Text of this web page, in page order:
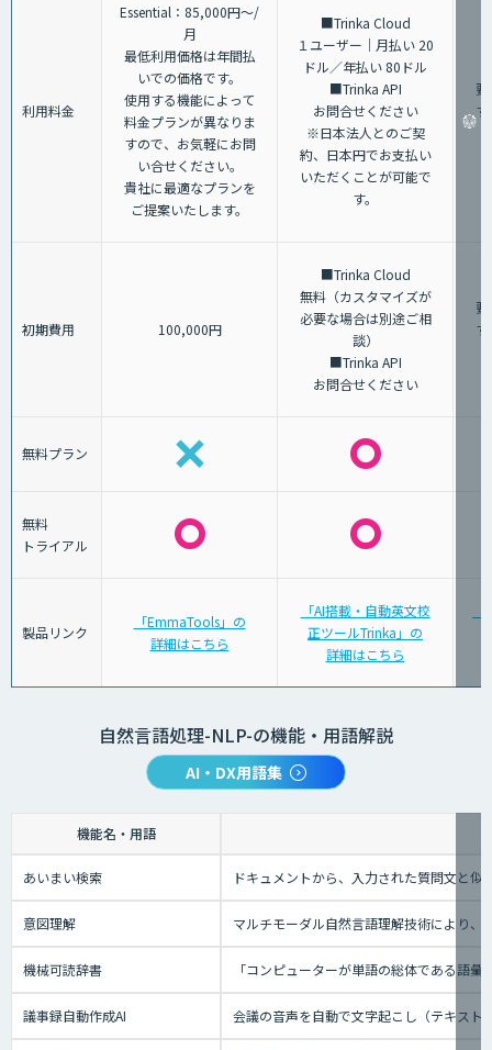
利用料金
Essential：85,000円～/
月
最低利用価格は年間払
いでの価格です。
使用する機能によって
料金プランが異なりま
すので、お気軽にお問
い合せください。
貴社に最適なプランを
ご提案いたします。
■Trinka Cloud
１ユーザー｜月払い 20
ドル／年払い 80ドル
■Trinka API
お問合せください
※日本法人とのご契
約、日本円でお支払い
いただくことが可能で
す。
初期費用 100,000円
■Trinka Cloud
無料（カスタマイズが
必要な場合は別途ご相
談）
■Trinka API
お問合せください
無料プラン
無料
トライアル
製品リンク
「EmmaTools」の
詳細はこちら
「AI搭載・自動英文校
正ツールTrinka」の
詳細はこちら
自然言語処理-NLP-の機能・用語解説
AI・DX用語集
機能名・用語
あいまい検索 ドキュメントから、入力された質問文と
意図理解 マルチモーダル自然言語理解技術により、
機械可読辞書 「コンピューターが単語の総体である語
議事録自動作成AI 会議の音声を自動で文字起こし（テキスト